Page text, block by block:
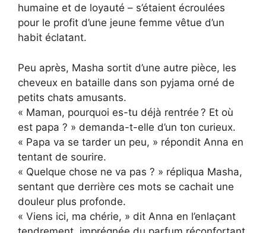
humaine et de loyauté – s’étaient écroulées
pour le profit d’une jeune femme vêtue d’un
habit éclatant.
Peu après, Masha sortit d’une autre pièce, les
cheveux en bataille dans son pyjama orné de
petits chats amusants.
« Maman, pourquoi es-tu déjà rentrée ? Et où
est papa ? » demanda-t-elle d’un ton curieux.
« Papa va se tarder un peu, » répondit Anna en
tentant de sourire.
« Quelque chose ne va pas ? » répliqua Masha,
sentant que derrière ces mots se cachait une
douleur plus profonde.
« Viens ici, ma chérie, » dit Anna en l’enlaçant